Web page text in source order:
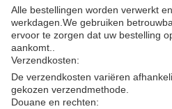
Alle bestellingen worden verwerkt
werkdagen.We gebruiken
ervoor te zorgen dat uw bestelling
aankomt..
Verzendkosten:
De verzendkosten variëren
gekozen verzendmethode.
Douane en rechten: